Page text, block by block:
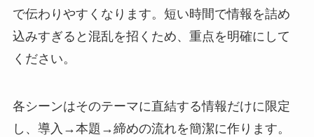
で伝わりやすくなります。短い時間で情報を詰め
込みすぎると混乱を招くため、重点を明確にして
ください。
各シーンはそのテーマに直結する情報だけに限定
し、導入→本題→締めの流れを簡潔に作ります。